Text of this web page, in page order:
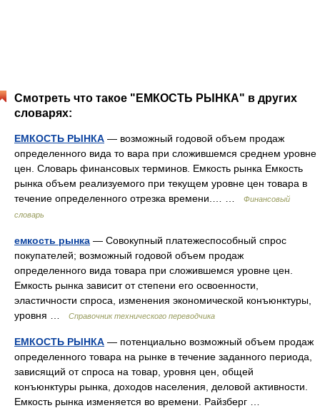
Смотреть что такое "ЕМКОСТЬ РЫНКА" в других
словарях:
ЕМКОСТЬ РЫНКА — возможный годовой объем продаж
определенного вида то вара при сложившемся среднем уровне
цен. Словарь финансовых терминов. Емкость рынка Емкость
рынка объем реализуемого при текущем уровне цен товара в
течение определенного отрезка времени.… …
Финансовый
словарь
емкость рынка — Совокупный платежеспособный спрос
покупателей; возможный годовой объем продаж
определенного вида товара при сложившемся уровне цен.
Емкость рынка зависит от степени его освоенности,
эластичности спроса, изменения экономической конъюнктуры,
уровня …
Справочник технического переводчика
ЕМКОСТЬ РЫНКА — потенциально возможный объем продаж
определенного товара на рынке в течение заданного периода,
зависящий от спроса на товар, уровня цен, общей
конъюнктуры рынка, доходов населения, деловой активности.
Емкость рынка изменяется во времени. Райзберг …